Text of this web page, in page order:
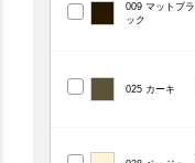
009 マットブラ
ック
025 カーキ